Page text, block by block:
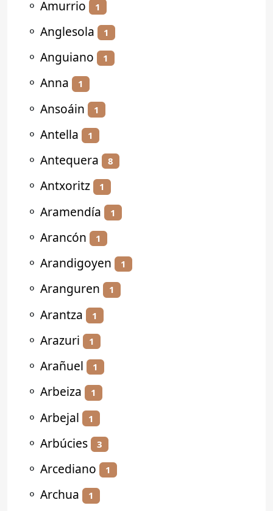
⚬ Amurrio 1
⚬ Anglesola 1
⚬ Anguiano 1
⚬ Anna 1
⚬ Ansoáin 1
⚬ Antella 1
⚬ Antequera 8
⚬ Antxoritz 1
⚬ Aramendía 1
⚬ Arancón 1
⚬ Arandigoyen 1
⚬ Aranguren 1
⚬ Arantza 1
⚬ Arazuri 1
⚬ Arañuel 1
⚬ Arbeiza 1
⚬ Arbejal 1
⚬ Arbúcies 3
⚬ Arcediano 1
⚬ Archua 1